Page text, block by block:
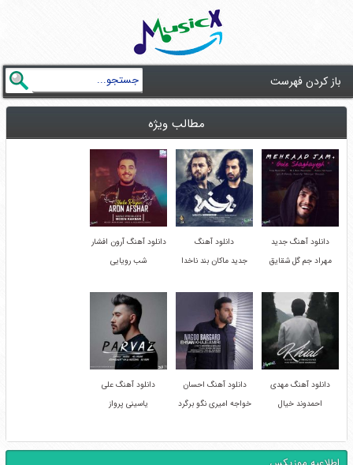
باز کردن فهرست
مطالب ویژه
دانلود آهنگ جدید
مهراد جم گل شقایق
دانلود آهنگ
جدید ماکان بند ناخدا
دانلود آهنگ آرون افشار
شب رویایی
دانلود آهنگ مهدی
احمدوند خیال
دانلود آهنگ احسان
خواجه امیری نگو برگرد
دانلود آهنگ علی
یاسینی پرواز